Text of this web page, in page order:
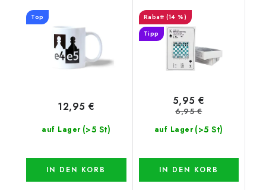
Top
auf Lager (>5 St)
12,95 €
IN DEN KORB
(14 %)
Tipp
auf Lager (>5 St)
5,95 €
6,95 €
IN DEN KORB